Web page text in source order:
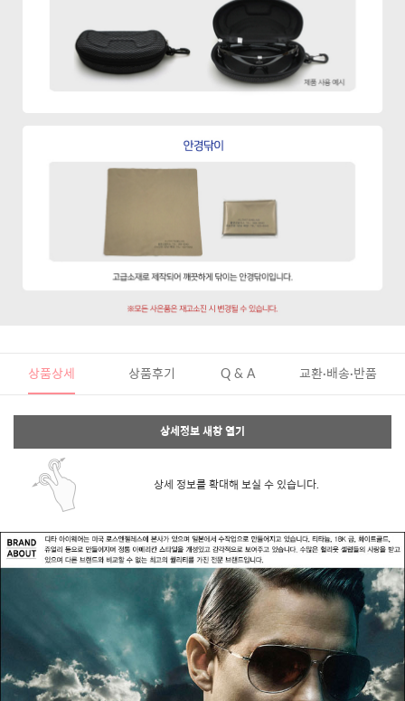
상품상세 상품후기 Q & A 교환·배송·반품
상세정보 새창 열기
상세 정보를 확대해 보실 수 있습니다.